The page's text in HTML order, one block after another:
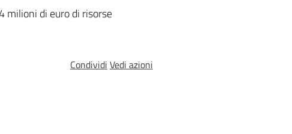
milioni di euro di risorse
Condividi Vedi azioni